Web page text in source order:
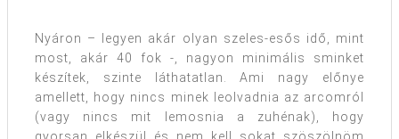
Nyáron – legyen akár olyan szeles-esős idő, mint
most, akár 40 fok -, nagyon minimális sminket
készítek, szinte láthatatlan. Ami nagy előnye
amellett, hogy nincs minek leolvadnia az arcomról
(vagy nincs mit lemosnia a zuhénak), hogy